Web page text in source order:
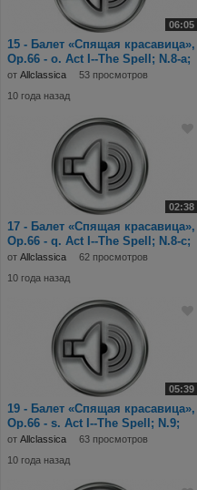
06:05
15 - Балет «Спящая красавица»,
Op.66 - o. Act I--The Spell; N.8-a;
Pas
от Allclassica
53 просмотров
10 года назад
02:38
17 - Балет «Спящая красавица»,
Op.66 - q. Act I--The Spell; N.8-c;
Pas
от Allclassica
62 просмотров
10 года назад
05:39
19 - Балет «Спящая красавица»,
Op.66 - s. Act I--The Spell; N.9;
Final
от Allclassica
63 просмотров
10 года назад